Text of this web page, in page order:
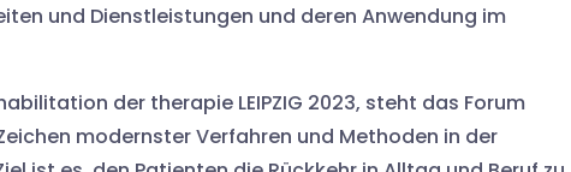
und Dienstleistungen und deren Anwendung im
der therapie LEIPZIG 2023, steht das Forum
modernster Verfahren und Methoden in der